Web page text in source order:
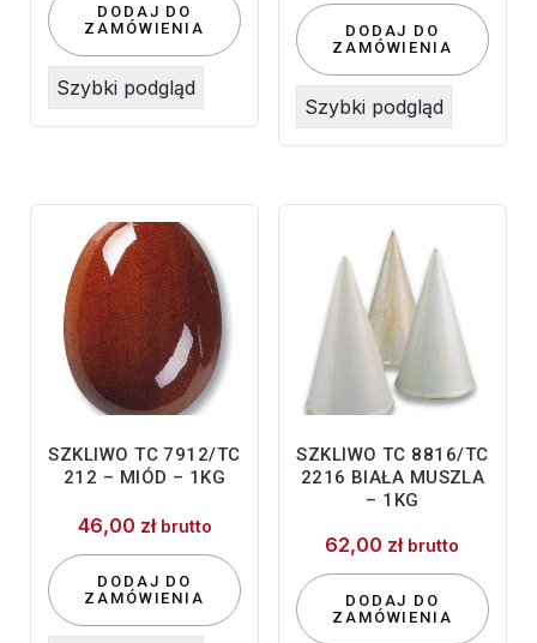
DODAJ DO
ZAMÓWIENIA
Szybki podgląd
DODAJ DO
ZAMÓWIENIA
Szybki podgląd
SZKLIWO TC 7912/TC
212 – MIÓD – 1KG
46,00 zł brutto
DODAJ DO
ZAMÓWIENIA
SZKLIWO TC 8816/TC
2216 BIAŁA MUSZLA
– 1KG
62,00 zł brutto
DODAJ DO
ZAMÓWIENIA